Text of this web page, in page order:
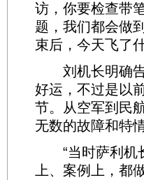
访，你要检查带
题，我们都会做
束后，今天飞了
刘机长明确告
好运，不过是以
节。从空军到民
无数的故障和特情
“当时萨利机长
上、案例上，都